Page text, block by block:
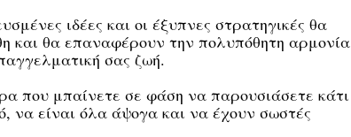
ιδέες και οι έξυπνες στρατηγικές θα
και θα επαναφέρουν την πολυπόθητη αρμονία
σας ζωή.
που μπαίνετε σε φάση να παρουσιάσετε κάτι
να είναι όλα άψογα και να έχουν σωστές